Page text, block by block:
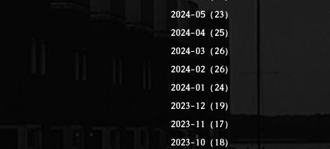
2024-05（23）
2024-04（25）
2024-03（26）
2024-02（26）
2024-01（24）
2023-12（19）
2023-11（17）
2023-10（18）